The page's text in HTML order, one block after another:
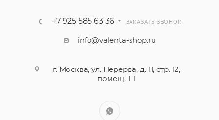
+7 925 585 63 36 ЗАКАЗАТЬ ЗВОНОК
info@valenta-shop.ru
г. Москва, ул. Перерва, д. 11, стр. 12,
помещ. 1П